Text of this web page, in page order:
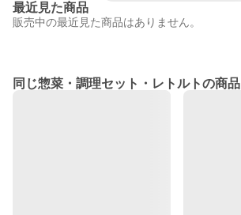
最近見た商品
販売中の最近見た商品はありません。
同じ惣菜・調理セット・レトルトの商品